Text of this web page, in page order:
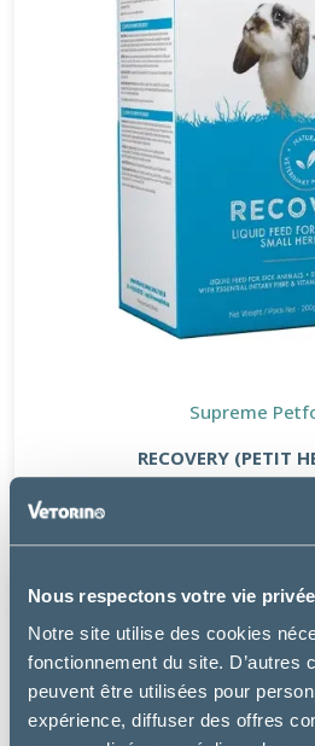
Nous respectons votre vie privée
Notre site utilise des cookies
fonctionnement du site. D’autres
peuvent être utilisées pour
expérience, diffuser des offres
Supreme
RECOVERY (PETIT